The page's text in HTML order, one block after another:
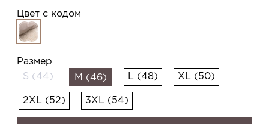
Цвет с кодом
Размер
S (44)
M (46) L (48) XL (50)
2XL (52) 3XL (54)